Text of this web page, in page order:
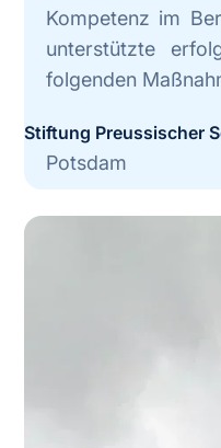
Kompetenz im
unterstützte
folgenden
Stiftung Preussischer
Potsdam